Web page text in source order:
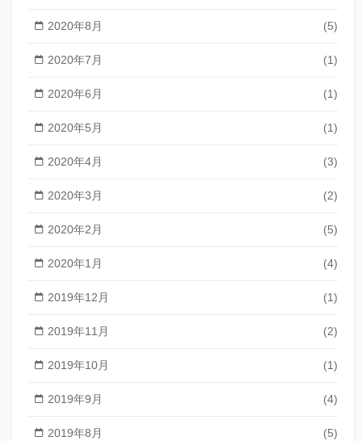
2020年8月 (5)
2020年7月 (1)
2020年6月 (1)
2020年5月 (1)
2020年4月 (3)
2020年3月 (2)
2020年2月 (5)
2020年1月 (4)
2019年12月 (1)
2019年11月 (2)
2019年10月 (1)
2019年9月 (4)
2019年8月 (5)